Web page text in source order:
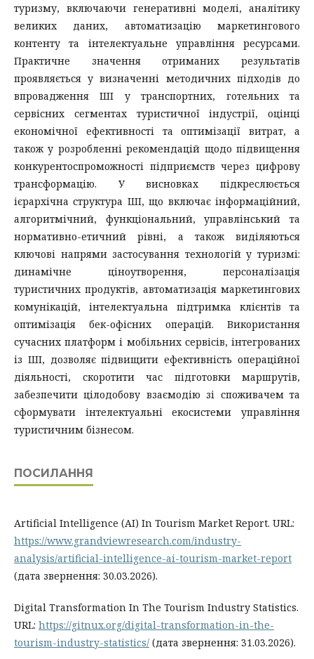
туризму, включаючи генеративні моделі, аналітику
великих даних, автоматизацію маркетингового
контенту та інтелектуальне управління ресурсами.
Практичне значення отриманих результатів
проявляється у визначенні методичних підходів до
впровадження ШІ у транспортних, готельних та
сервісних сегментах туристичної індустрії, оцінці
економічної ефективності та оптимізації витрат, а
також у розробленні рекомендацій щодо підвищення
конкурентоспроможності підприємств через цифрову
трансформацію. У висновках підкреслюється
ієрархічна структура ШІ, що включає інформаційний,
алгоритмічний, функціональний, управлінський та
нормативно-етичний рівні, а також виділяються
ключові напрями застосування технологій у туризмі:
динамічне ціноутворення, персоналізація
туристичних продуктів, автоматизація маркетингових
комунікацій, інтелектуальна підтримка клієнтів та
оптимізація бек-офісних операцій. Використання
сучасних платформ і мобільних сервісів, інтегрованих
із ШІ, дозволяє підвищити ефективність операційної
діяльності, скоротити час підготовки маршрутів,
забезпечити цілодобову взаємодію зі споживачем та
сформувати інтелектуальні екосистеми управління
туристичним бізнесом.
ПОСИЛАННЯ
Artificial Intelligence (AI) In Tourism Market Report. URL:
https://www.grandviewresearch.com/industry-
analysis/artificial-intelligence-ai-tourism-market-report
(дата звернення: 30.03.2026).
Digital Transformation In The Tourism Industry Statistics.
URL: https://gitnux.org/digital-transformation-in-the-
tourism-industry-statistics/ (дата звернення: 31.03.2026).